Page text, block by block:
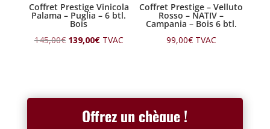
Coffret Prestige Vinicola
Palama – Puglia – 6 btl.
Bois
145,00€ Le
145,00€.
139,00€Le
139,00€.
TVAC
Coffret Prestige – Velluto
Rosso – NATIV –
Campania – Bois 6 btl.
99,00€ TVAC
Offrez un chèque !